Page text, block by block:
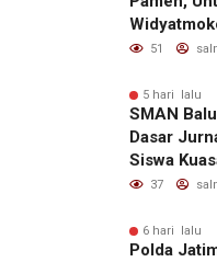
sebagai
51
5 hari lalu
SMAN
Dasar
Siswa
Menulis
37
6 hari lalu
Polda